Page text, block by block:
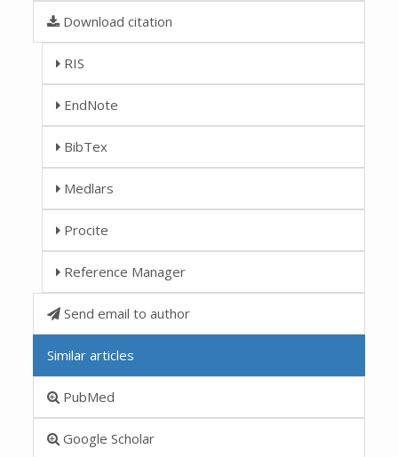
Download citation
RIS
EndNote
BibTex
Medlars
Procite
Reference Manager
Send email to author
Similar articles
PubMed
Google Scholar